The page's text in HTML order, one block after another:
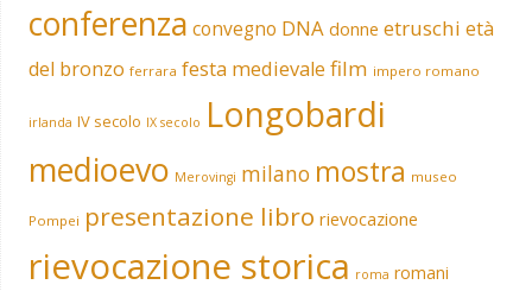
conferenza convegno DNA donne etruschi età
del bronzo ferrara festa medievale film impero romano
irlanda IV secolo IX secolo Longobardi
medioevo Merovingi milano mostra museo
Pompei presentazione libro rievocazione
rievocazione storica roma romani